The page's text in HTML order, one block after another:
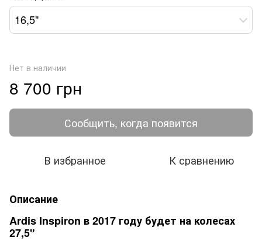
16,5"
Нет в наличии
8 700 грн
Сообщить, когда появится
В избранное К сравнению
Описание
Ardis Inspiron в 2017 году будет на колесах
27,5"